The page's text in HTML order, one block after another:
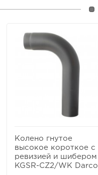
Колено гнутое
высокое короткое с
ревизией и шибером
KGSR-CZ2/WK Darco